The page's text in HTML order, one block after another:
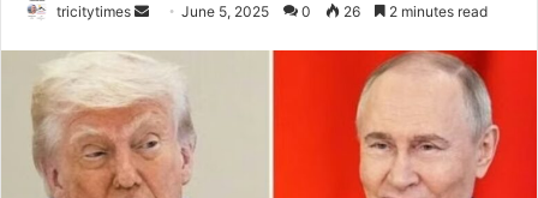
tricitytimes
Send
email
June 5, 2025 0 26 2 minutes read